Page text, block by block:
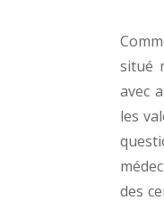
situé
avec
les
des